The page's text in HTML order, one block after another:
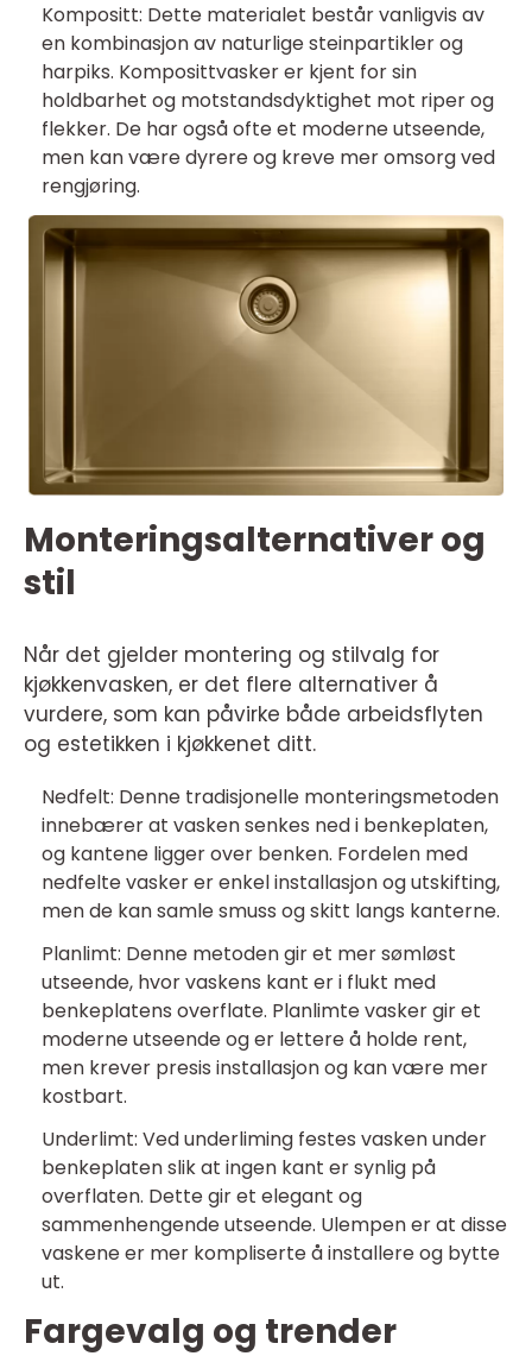
Kompositt: Dette materialet består vanligvis av
en kombinasjon av naturlige steinpartikler og
harpiks. Komposittvasker er kjent for sin
holdbarhet og motstandsdyktighet mot riper og
flekker. De har også ofte et moderne utseende,
men kan være dyrere og kreve mer omsorg ved
rengjøring.
Monteringsalternativer og
stil
Når det gjelder montering og stilvalg for
kjøkkenvasken, er det flere alternativer å
vurdere, som kan påvirke både arbeidsflyten
og estetikken i kjøkkenet ditt.
Nedfelt: Denne tradisjonelle monteringsmetoden
innebærer at vasken senkes ned i benkeplaten,
og kantene ligger over benken. Fordelen med
nedfelte vasker er enkel installasjon og utskifting,
men de kan samle smuss og skitt langs kanterne.
Planlimt: Denne metoden gir et mer sømløst
utseende, hvor vaskens kant er i flukt med
benkeplatens overflate. Planlimte vasker gir et
moderne utseende og er lettere å holde rent,
men krever presis installasjon og kan være mer
kostbart.
Underlimt: Ved underliming festes vasken under
benkeplaten slik at ingen kant er synlig på
overflaten. Dette gir et elegant og
sammenhengende utseende. Ulempen er at disse
vaskene er mer kompliserte å installere og bytte
ut.
Fargevalg og trender